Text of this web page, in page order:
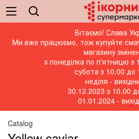
Вітаємо! Слава
Ми вже працюємо, тож купуйте
магазину
з понеділка по п'ятницю з
субота з 10.00 до
неділя -
30.12.2023 з 10.00
01.01.2024 -
Catalog